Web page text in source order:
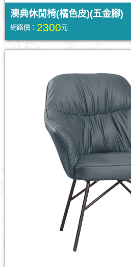
澳典休閒椅(橘色皮)(五金腳)
網路價： 2300元